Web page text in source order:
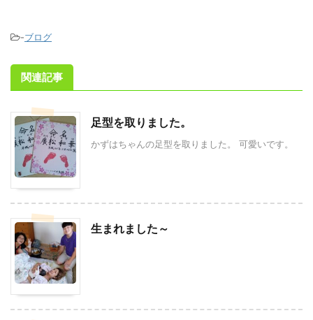
-ブログ
関連記事
足型を取りました。
かずはちゃんの足型を取りました。 可愛いです。
生まれました～